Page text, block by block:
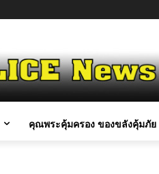
คุณพระคุ้มครอง ของขลังคุ้มภัย